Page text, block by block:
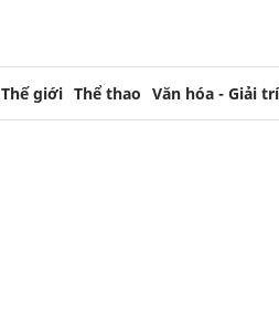
Thế giới Thể thao Văn hóa - Giải trí